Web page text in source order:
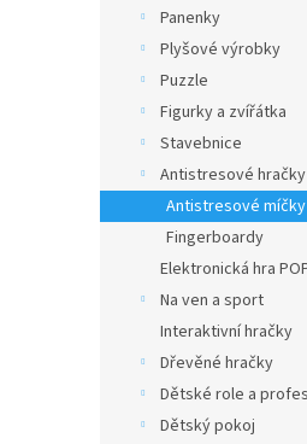
Panenky
Plyšové výrobky
Puzzle
Figurky a zvířátka
Stavebnice
Antistresové
Antistresové
Fingerboardy
Elektronická hra
Na ven a sport
Interaktivní hračky
Dřevěné hračky
Dětské role a
Dětský pokoj